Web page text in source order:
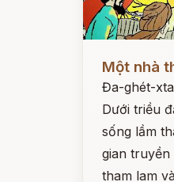
Một nhà
Đa-ghét-
Dưới triều
sống lầm
gian truyền
tham lam